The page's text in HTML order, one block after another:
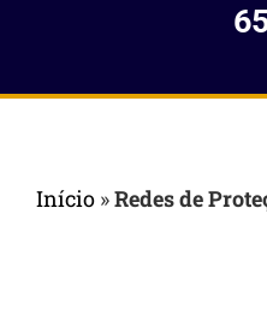
Início »Redes de